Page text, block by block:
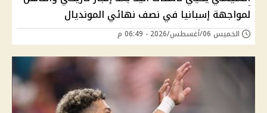
لمواجهة إسبانيا في نصف نهائي المونديال
الخميس 06/أغسطس/2026 - 06:49 م